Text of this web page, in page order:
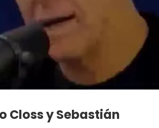
Closs y Sebastián